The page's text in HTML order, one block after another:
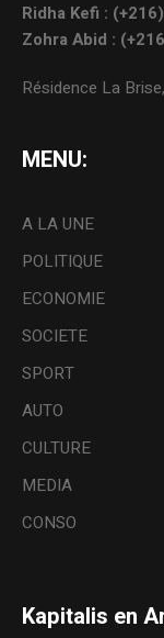
Ridha Kefi :
Zohra Abid :
Résidence La
MENU:
A LA UNE
POLITIQUE
ECONOMIE
SOCIETE
SPORT
AUTO
CULTURE
MEDIA
CONSO
Kapitalis en